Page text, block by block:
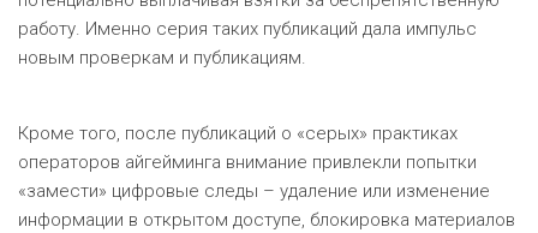
работу. Именно серия таких публикаций дала импульс
новым проверкам и публикациям.
Кроме того, после публикаций о «серых» практиках
операторов айгейминга внимание привлекли попытки
«замести» цифровые следы – удаление или изменение
информации в открытом доступе, блокировка материалов